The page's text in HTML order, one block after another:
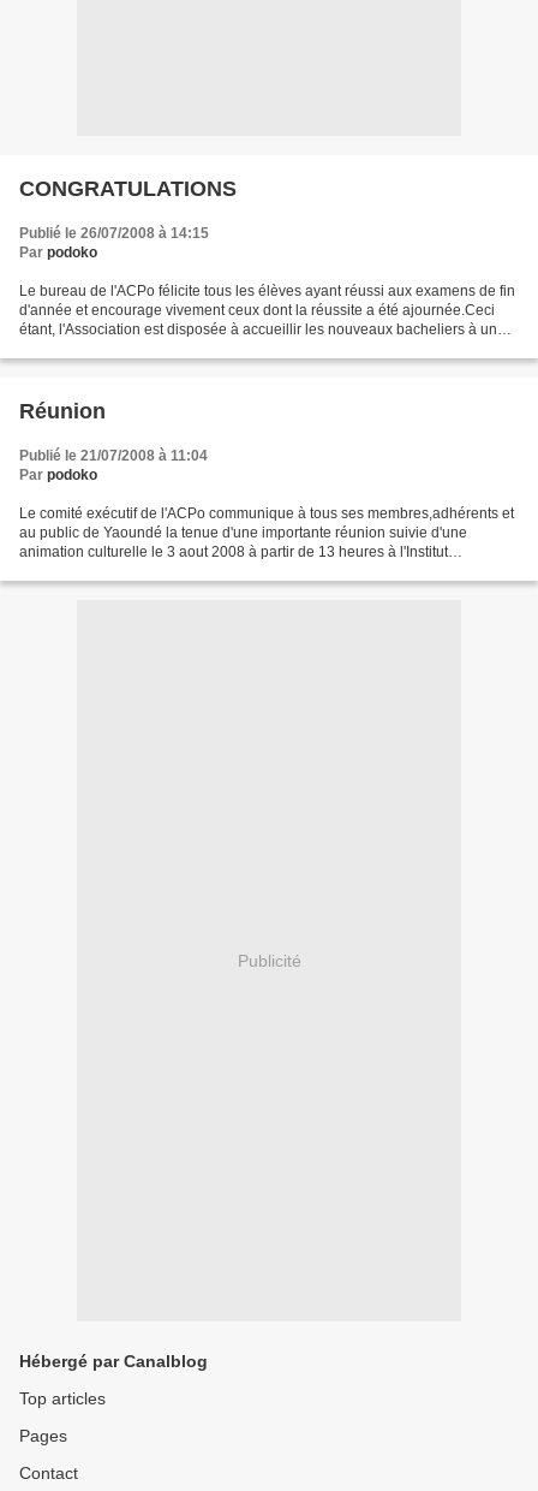
CONGRATULATIONS
Publié le 26/07/2008 à 14:15
Par podoko
Le bureau de l'ACPo félicite tous les élèves ayant réussi aux examens de fin
d'année et encourage vivement ceux dont la réussite a été ajournée.Ceci
étant, l'Association est disposée à accueillir les nouveaux bacheliers à une
Réunion
Publié le 21/07/2008 à 11:04
Par podoko
Le comité exécutif de l'ACPo communique à tous ses membres,adhérents et
au public de Yaoundé la tenue d'une importante réunion suivie d'une
animation culturelle le 3 aout 2008 à partir de 13 heures à l'Institut
Publicité
Hébergé par Canalblog
Top articles
Pages
Contact